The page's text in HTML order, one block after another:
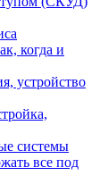
когда и
устройство
системы
все под